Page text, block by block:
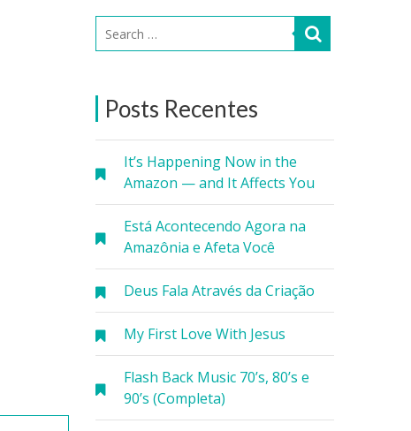
Posts Recentes
It’s Happening Now in the
Amazon — and It Affects You
Está Acontecendo Agora na
Amazônia e Afeta Você
Deus Fala Através da Criação
My First Love With Jesus
Flash Back Music 70’s, 80’s e
90’s (Completa)